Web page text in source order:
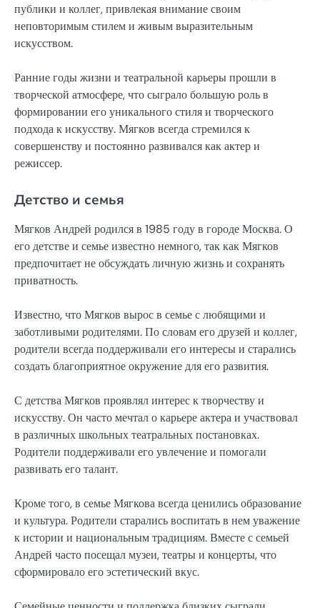
публики и коллег, привлекая внимание своим
неповторимым стилем и живым выразительным
искусством.
Ранние годы жизни и театральной карьеры прошли в
творческой атмосфере, что сыграло большую роль в
формировании его уникального стиля и творческого
подхода к искусству. Мягков всегда стремился к
совершенству и постоянно развивался как актер и
режиссер.
Детство и семья
Мягков Андрей родился в 1985 году в городе Москва. О
его детстве и семье известно немного, так как Мягков
предпочитает не обсуждать личную жизнь и сохранять
приватность.
Известно, что Мягков вырос в семье с любящими и
заботливыми родителями. По словам его друзей и коллег,
родители всегда поддерживали его интересы и старались
создать благоприятное окружение для его развития.
С детства Мягков проявлял интерес к творчеству и
искусству. Он часто мечтал о карьере актера и участвовал
в различных школьных театральных постановках.
Родители поддерживали его увлечение и помогали
развивать его талант.
Кроме того, в семье Мягкова всегда ценились образование
и культура. Родители старались воспитать в нем уважение
к истории и национальным традициям. Вместе с семьей
Андрей часто посещал музеи, театры и концерты, что
сформировало его эстетический вкус.